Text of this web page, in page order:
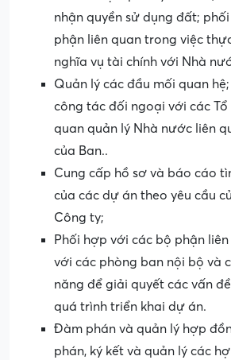
nhận quyền sử dụng đất;
phận liên quan trong việc
nghĩa vụ tài chính với Nhà
Quản lý các đầu mối quan
công tác đối ngoại với các Tổ
quan quản lý Nhà nước liên
của Ban..
Cung cấp hồ sơ và báo cáo
của các dự án theo yêu cầu
Công ty;
Phối hợp với các bộ phận
với các phòng ban nội bộ và
năng để giải quyết các vấn
quá trình triển khai dự án.
Đàm phán và quản lý hợp
phán, ký kết và quản lý các